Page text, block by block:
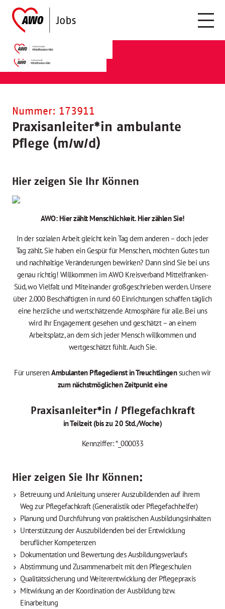
Nummer: 173911
Praxisanleiter*in ambulante
Pflege (m/w/d)
Hier zeigen Sie Ihr Können
AWO: Hier zählt Menschlichkeit. Hier zählen Sie!
In der sozialen Arbeit gleicht kein Tag dem anderen – doch jeder
Tag zählt. Sie haben ein Gespür für Menschen, möchten Gutes tun
und nachhaltige Veränderungen bewirken? Dann sind Sie bei uns
genau richtig! Willkommen im AWO Kreisverband Mittelfranken-
Süd, wo Vielfalt und Miteinander großgeschrieben werden. Unsere
über 2.000 Beschäftigten in rund 60 Einrichtungen schaffen täglich
eine herzliche und wertschätzende Atmosphäre für alle. Bei uns
wird Ihr Engagement gesehen und geschätzt – an einem
Arbeitsplatz, an dem sich jeder Mensch willkommen und
wertgeschätzt fühlt. Auch Sie.
Für unserenAmbulanten Pflegedienst in Treuchtlingensuchenwir
zum nächstmöglichen Zeitpunkt eine
Praxisanleiter*in / Pflegefachkraft
in Teilzeit (bis zu 20 Std./Woche)
Kennziffer: *_000033
Hier zeigen Sie Ihr Können:
Betreuung und Anleitung unserer Auszubildenden auf ihrem
Weg zur Pflegefachkraft (Generalistik oder Pflegefachhelfer)
Planung und Durchführung von praktischen Ausbildungsinhalten
Unterstützung der Auszubildenden bei der Entwicklung
beruflicher Kompetenzen
Dokumentation und Bewertung des Ausbildungsverlaufs
Abstimmung und Zusammenarbeit mit den Pflegeschulen
Qualitätssicherung und Weiterentwicklung der Pflegepraxis
Mitwirkung an der Koordination der Ausbildung bzw.
Einarbeitung